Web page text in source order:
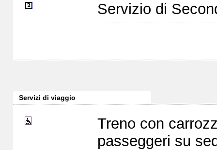
Servizio di
Servizi di viaggio
Treno con
passeggeri su